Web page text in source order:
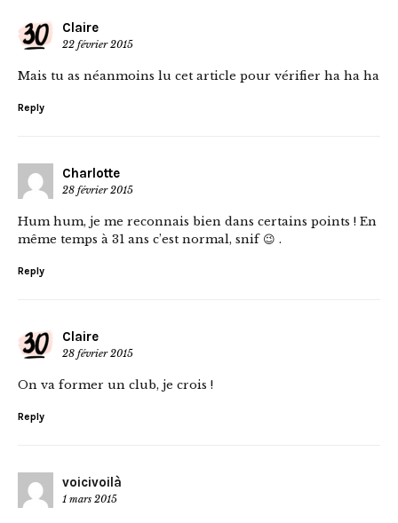
Claire
22 février 2015
Mais tu as néanmoins lu cet article pour vérifier ha ha ha
Reply
Charlotte
28 février 2015
Hum hum, je me reconnais bien dans certains points ! En
même temps à 31 ans c’est normal, snif 😉 .
Reply
Claire
28 février 2015
On va former un club, je crois !
Reply
voicivoilà
1 mars 2015